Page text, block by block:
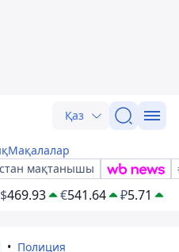
Қаз
Мақалалар
мақтанышы
$469.93 €541.64 ₽5.71
Полиция